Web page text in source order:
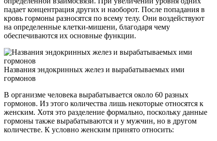
падает концентрация других и наоборот. После попадания в
кровь гормоны разносятся по всему телу. Они воздействуют
на определенные клетки-мишени, благодаря чему
обеспечиваются их основные функции.
Названия эндокринных желез и вырабатываемых ими
гормонов
В организме человека вырабатывается около 60 разных
гормонов. Из этого количества лишь некоторые относятся к
женским. Хотя это разделение формально, поскольку данные
гормоны также вырабатываются и у мужчин, но в другом
количестве. К условно женским принято относить: